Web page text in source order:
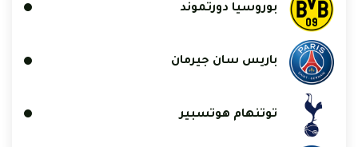
بوروسيا دورتموند
باريس سان جيرمان
توتنهام هوتسبير